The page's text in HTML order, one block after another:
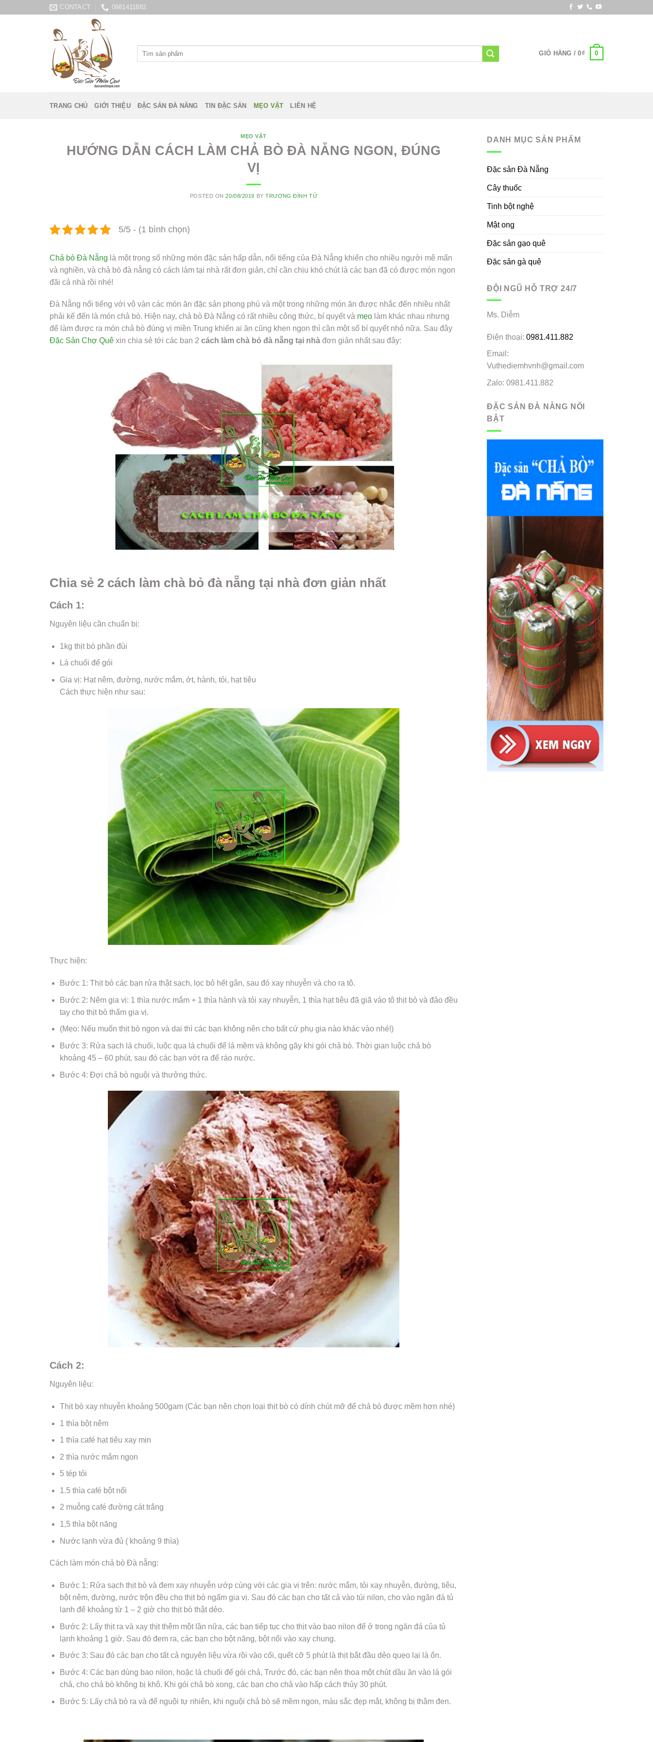
CONTACT 0981411882
Tìm
GIỎ HÀNG /0₫ 0
TRANG CHỦ GIỚI THIỆU ĐẶC SẢN ĐÀ NẴNG TIN ĐẶC SẢN MẸO VẶT LIÊN HỆ
MẸO VẶT
HƯỚNG DẪN CÁCH LÀM CHẢ BÒ ĐÀ NẴNG NGON, ĐÚNG
VỊ
POSTED ON20/08/2019 BYTRƯƠNG ĐÌNH TỨ
5/5 - (1 bình chọn)
Chả bò Đà Nẵng là một trong số những món đặc sản hấp dẫn, nổi tiếng của Đà Nẵng khiến cho nhiều người mê mẩn
và nghiền, và chả bò đà nẵng có cách làm tại nhà rất đơn giản, chỉ cần chịu khó chút là các bạn đã có được món ngon
đãi cả nhà rồi nhé!
Đà Nẵng nổi tiếng với vô vàn các món ăn đặc sản phong phú và một trong những món ăn được nhắc đến nhiều nhất
phải kể đến là món chả bò. Hiện nay, chả bò Đà Nẵng có rất nhiều công thức, bí quyết và mẹo làm khác nhau nhưng
để làm được ra món chả bò đúng vị miền Trung khiến ai ăn cũng khen ngon thì cần một số bí quyết nhỏ nữa. Sau đây
Đặc Sản Chợ Quê xin chia sẻ tới các bạn 2 cách làm chà bỏ đà nẵng tại nhà đơn giản nhất sau đây:
Chia sẻ 2 cách làm chà bỏ đà nẵng tại nhà đơn giản nhất
Cách 1:
Nguyên liệu cần chuẩn bị:
1kg thịt bò phần đùi
Lá chuối để gói
Gia vị: Hạt nêm, đường, nước mắm, ớt, hành, tỏi, hạt tiêu
Cách thực hiện như sau:
Thực hiện:
Bước 1: Thịt bò các bạn rửa thật sạch, lọc bỏ hết gân, sau đó xay nhuyễn và cho ra tô.
Bước 2: Nêm gia vị: 1 thìa nước mắm + 1 thìa hành và tỏi xay nhuyễn, 1 thìa hạt tiêu đã giã vào tô thịt bò và đảo đều
tay cho thịt bò thấm gia vị.
(Mẹo: Nếu muốn thịt bò ngon và dai thì các bạn không nên cho bất cứ phụ gia nào khác vào nhé!)
Bước 3: Rửa sạch lá chuối, luộc qua lá chuối để lá mềm và không gãy khi gói chả bò. Thời gian luộc chả bò
khoảng 45 – 60 phút, sau đó các bạn vớt ra để ráo nước.
Bước 4: Đợi chả bò nguội và thưởng thức.
Cách 2:
Nguyên liệu:
Thịt bò xay nhuyễn khoảng 500gam (Các bạn nên chọn loại thịt bò có dính chút mỡ để chả bò được mềm hơn nhé)
1 thìa bột nêm
1 thìa café hạt tiêu xay mịn
2 thìa nước mắm ngon
5 tép tỏi
1.5 thìa café bột nổi
2 muỗng café đường cát trắng
1,5 thìa bột năng
Nước lạnh vừa đủ ( khoảng 9 thìa)
Cách làm món chả bò Đà nẵng:
Bước 1: Rửa sạch thịt bò và đem xay nhuyễn ướp cùng với các gia vị trên: nước mắm, tỏi xay nhuyễn, đường, tiêu,
bột nêm, đường, nước trộn đều cho thịt bò ngấm gia vị. Sau đó các bạn cho tất cả vào túi nilon, cho vào ngăn đá tủ
lạnh để khoảng từ 1 – 2 giờ cho thịt bò thật dẻo.
Bước 2: Lấy thịt ra và xay thịt thêm một lần nữa, các bạn tiếp tục cho thịt vào bao nilon để ở trong ngăn đá của tủ
lạnh khoảng 1 giờ. Sau đó đem ra, các bạn cho bột năng, bột nổi vào xay chung.
Bước 3: Sau đó các bạn cho tất cả nguyên liệu vừa rồi vào cối, quết cỡ 5 phút là thịt bắt đầu dẻo quẹo lại là ổn.
Bước 4: Các bạn dùng bao nilon, hoặc lá chuối để gói chả, Trước đó, các bạn nên thoa một chút dầu ăn vào lá gói
chả, cho chả bò không bị khô. Khi gói chả bò xong, các bạn cho chả vào hấp cách thủy 30 phút.
Bước 5: Lấy chả bò ra và để nguội tự nhiên, khi nguội chả bò sẽ mềm ngon, màu sắc đẹp mắt, không bị thâm đen.
DANH MỤC SẢN PHẨM
Đặc sản Đà Nẵng
Cây thuốc
Tinh bột nghệ
Mật ong
Đặc sản gạo quê
Đặc sản gà quê
ĐỘI NGŨ HỖ TRỢ 24/7
Ms. Diễm
Điện thoại: 0981.411.882
Email:
Vuthediemhvnh@gmail.com
Zalo: 0981.411.882
ĐẶC SẢN ĐÀ NẴNG NỔI
BẬT